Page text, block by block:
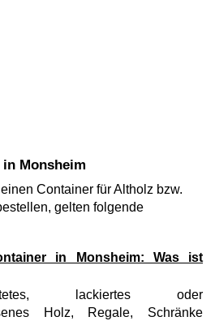
Monsheim
Container für Altholz bzw.
gelten folgende
in Monsheim: Was ist
lackiertes oder
Holz, Regale, Schränke